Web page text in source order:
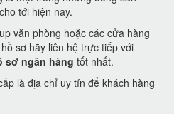
tới hiện nay.
văn phòng hoặc các cửa hàng
sơ hãy liên hệ trực tiếp với
sơ ngân hàng tốt nhất.
là địa chỉ uy tín để khách hàng